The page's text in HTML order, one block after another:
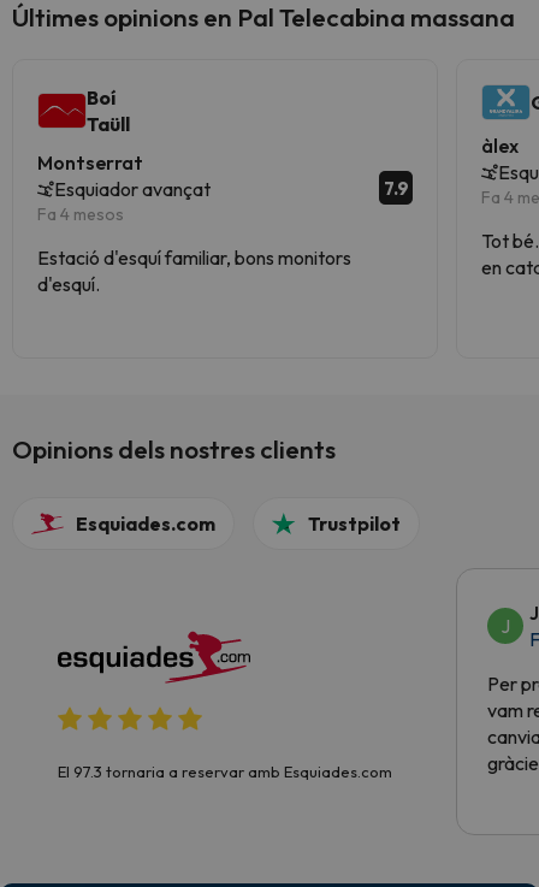
Últimes opinions en Pal Telecabina massana
Boí
Taüll
Montserrat
Esquiador avançat
Fa 4 mesos
7.9
Estació d'esquí familiar, bons monitors
d'esquí.
àlex
Fa 4
Tot
en
Opinions dels nostres clients
Esquiades.com Trustpilot
El 97.3 tornaria a reservar amb Esquiades.com
J
Per
vam